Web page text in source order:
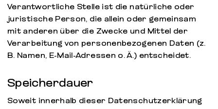
Verantwortliche Stelle ist die natürliche oder
juristische Person, die allein oder gemeinsam
mit anderen über die Zwecke und Mittel der
Verarbeitung von personenbezogenen Daten (z.
B. Namen, E-Mail-Adressen o. Ä.) entscheidet.
Speicherdauer
Soweit innerhalb dieser Datenschutzerklärung